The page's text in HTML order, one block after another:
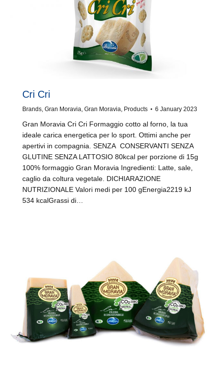
Cri Cri
Brands, Gran Moravia, Gran Moravia, Products 6 January 2023
Gran Moravia Cri Cri Formaggio cotto al forno, la tua
ideale carica energetica per lo sport. Ottimi anche per
apertivi in compagnia. SENZA CONSERVANTI SENZA
GLUTINE SENZA LATTOSIO 80kcal per porzione di 15g
100% formaggio Gran Moravia Ingredienti: Latte, sale,
caglio da coltura vegetale. DICHIARAZIONE
NUTRIZIONALE Valori medi per 100 gEnergia2219 kJ
534 kcalGrassi di…